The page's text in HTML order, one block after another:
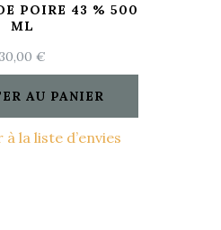
POIRE 43 % 500
ML
30,00€
AU PANIER
la liste d’envies